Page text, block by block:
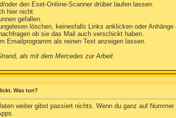
oder den Eset-Onliine-Scanner drüber laufen lassen.
hier nicht.
gefallen.
löschen, keinesfalls Links anklicken oder Anhänge
ob sie das Mail auch verschickt haben.
Emailprogramm als reinen Text anzeigen lassen.
als mit dem Mercedes zur Arbeit.
Was tun?
weiter gibst passiert nichts. Wenn du ganz auf